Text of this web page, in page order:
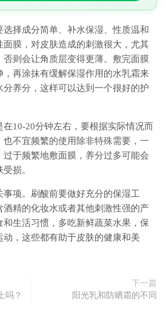
择成分简单、补水保湿、性质温和
面膜，对皮肤造成的刺激很大，尤其
否则会让角质层变得更薄。敷完面膜
，再涂抹有缓解保湿作用的水乳霜来
养分，这样可以达到一个很好的护
10-20分钟左右，要根据实际情况而
不宜频繁的使用除非特殊需要，一
于频繁地敷面膜，养分过多可能会
损。
项。刷酸前要做好充分的保湿工
精的化妆水或者其他刺激性强的产
生活习惯，多吃新鲜蔬菜水果，保
，这些都有助于皮肤的健康和美
吗？
下一篇
阳光乳和防晒霜的不同